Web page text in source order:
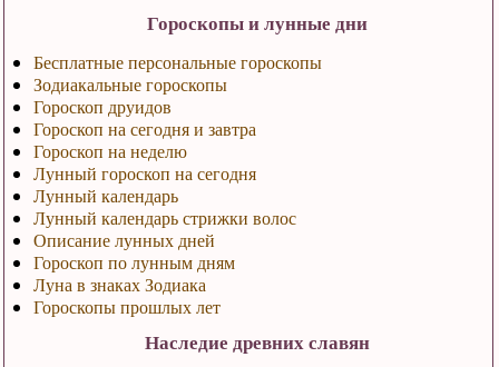
Гороскопы и лунные дни
Бесплатные персональные гороскопы
Зодиакальные гороскопы
Гороскоп друидов
Гороскоп на сегодня и завтра
Гороскоп на неделю
Лунный гороскоп на сегодня
Лунный календарь
Лунный календарь стрижки волос
Описание лунных дней
Гороскоп по лунным дням
Луна в знаках Зодиака
Гороскопы прошлых лет
Наследие древних славян